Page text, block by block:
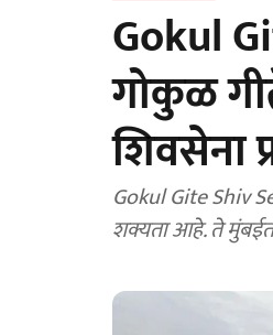
Gokul
गोकुळ
शिवसेना
Gokul Gite Shiv
शक्यता आहे. ते मुंबईत